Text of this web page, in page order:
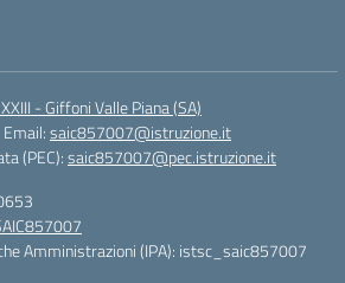
- Giffoni Valle Piana (SA)
Email:saic857007@istruzione.it
(PEC):saic857007@pec.istruzione.it
Amministrazioni (IPA): istsc_saic857007